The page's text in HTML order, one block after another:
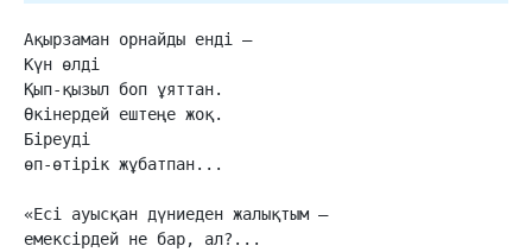
Ақырзаман орнайды енді –
Күн өлді
Қып-қызыл боп ұяттан.
Өкінердей ештеңе жоқ.
Біреуді
өп-өтірік жұбатпан...
«Есі ауысқан дүниеден жалықтым –
емексірдей не бар, ал?...